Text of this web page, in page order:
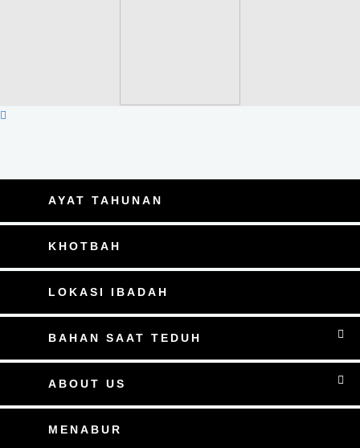
AYAT TAHUNAN
KHOTBAH
LOKASI IBADAH
BAHAN SAAT TEDUH
ABOUT US
MENABUR